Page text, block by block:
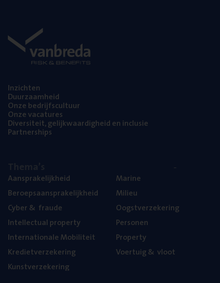
Inzich­ten
Duur­zaam­heid
Onze bedrijfs­cul­tuur
Onze vaca­tu­res
Diver­si­teit, gelijk­waar­dig­heid en inclusie
Part­ner­ships
Aan­spra­ke­lijk­heid
Beroeps­aan­spra­ke­lijk­heid
Cyber& fraude
Intel­lec­tu­al property
Inter­na­ti­o­na­le Mobiliteit
Kre­diet­ver­ze­ke­ring
Kunst­ver­ze­ke­ring
Mari­ne
Mili­eu
Oogst­ver­ze­ke­ring
Per­so­nen
Pro­per­ty
Voer­tuig& vloot